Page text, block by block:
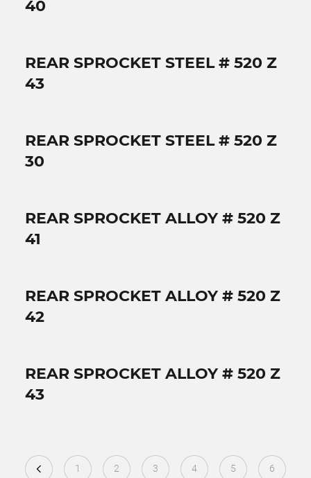
40
REAR SPROCKET STEEL # 520 Z
43
REAR SPROCKET STEEL # 520 Z
30
REAR SPROCKET ALLOY # 520 Z
41
REAR SPROCKET ALLOY # 520 Z
42
REAR SPROCKET ALLOY # 520 Z
43
1 2 3 4 5 6